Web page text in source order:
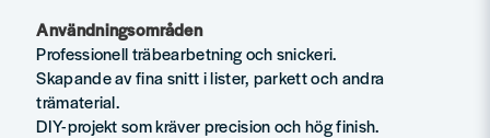
Användningsområden
Professionell träbearbetning och snickeri.
Skapande av fina snitt i lister, parkett och andra
trämaterial.
DIY-projekt som kräver precision och hög finish.